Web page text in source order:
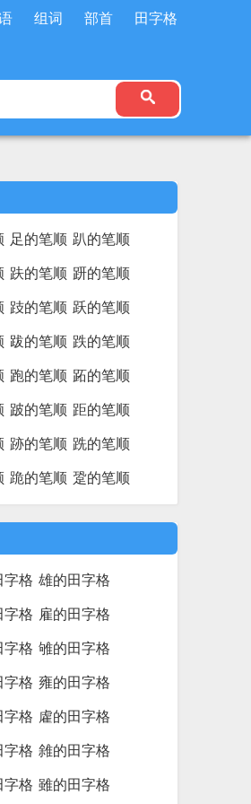
组词 部首 田字格
足的笔顺 趴的笔顺
趺的笔顺 趼的笔顺
跂的笔顺 跃的笔顺
跋的笔顺 跌的笔顺
跑的笔顺 跖的笔顺
跛的笔顺 距的笔顺
跡的笔顺 跣的笔顺
跪的笔顺 跫的笔顺
字格 雄的田字格
字格 雇的田字格
字格 雊的田字格
字格 雍的田字格
字格 雐的田字格
字格 雓的田字格
字格 雖的田字格